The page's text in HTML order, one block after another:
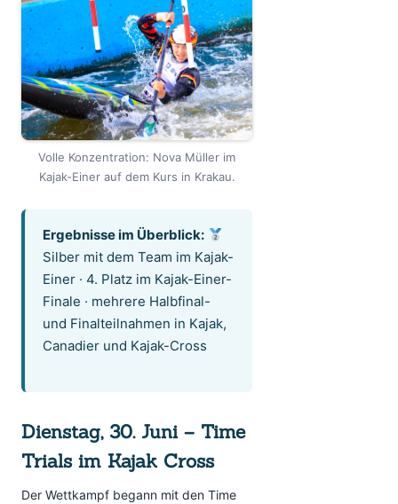
Volle Konzentration: Nova Müller im
Kajak-Einer auf dem Kurs in Krakau.
Ergebnisse im Überblick:
Silber mit dem Team im Kajak-
Einer · 4. Platz im Kajak-Einer-
Finale · mehrere Halbfinal-
und Finalteilnahmen in Kajak,
Canadier und Kajak-Cross
Dienstag, 30. Juni – Time
Trials im Kajak Cross
Der Wettkampf begann mit den Time